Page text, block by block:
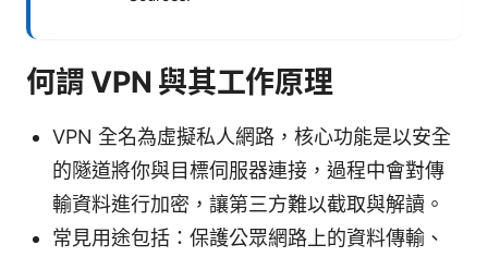
何謂 VPN 與其工作原理
VPN 全名為虛擬私人網路，核心功能是以安全
的隧道將你與目標伺服器連接，過程中會對傳
輸資料進行加密，讓第三方難以截取與解讀。
常見用途包括：保護公眾網路上的資料傳輸、